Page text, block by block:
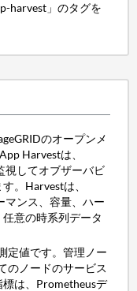
harvest」のタグを
のオープンメ
Harvestは、
視してオブザーバビ
。Harvestは、
マンス、容量、ハー
意の時系列データ
定値です。管理ノー
のノードのサービス
は、Prometheusデ